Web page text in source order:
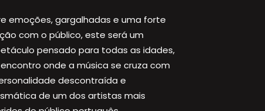
emoções, gargalhadas e uma forte
com o público, este será um
pensado para todas as idades,
onde a música se cruza com
descontraída e
de um dos artistas mais